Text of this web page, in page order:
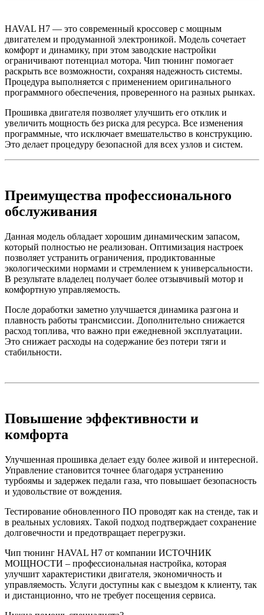
HAVAL H7 — это современный кроссовер с мощным
двигателем и продуманной электроникой. Модель сочетает
комфорт и динамику, при этом заводские настройки
ограничивают потенциал мотора. Чип тюнинг помогает
раскрыть все возможности, сохраняя надежность системы.
Процедура выполняется с применением оригинального
программного обеспечения, проверенного на разных рынках.
Прошивка двигателя позволяет улучшить его отклик и
увеличить мощность без риска для ресурса. Все изменения
программные, что исключает вмешательство в конструкцию.
Это делает процедуру безопасной для всех узлов и систем.
Преимущества профессионального
обслуживания
Данная модель обладает хорошим динамическим запасом,
который полностью не реализован. Оптимизация настроек
позволяет устранить ограничения, продиктованные
экологическими нормами и стремлением к универсальности.
В результате владелец получает более отзывчивый мотор и
комфортную управляемость.
После доработки заметно улучшается динамика разгона и
плавность работы трансмиссии. Дополнительно снижается
расход топлива, что важно при ежедневной эксплуатации.
Это снижает расходы на содержание без потери тяги и
стабильности.
Повышение эффективности и
комфорта
Улучшенная прошивка делает езду более живой и интересной.
Управление становится точнее благодаря устранению
турбоямы и задержек педали газа, что повышает безопасность
и удовольствие от вождения.
Тестирование обновленного ПО проводят как на стенде, так и
в реальных условиях. Такой подход подтверждает сохранение
долговечности и предотвращает перегрузки.
Чип тюнинг HAVAL H7 от компании ИСТОЧНИК
МОЩНОСТИ – профессиональная настройка, которая
улучшит характеристики двигателя, экономичность и
управляемость. Услуги доступны как с выездом к клиенту, так
и дистанционно, что не требует посещения сервиса.